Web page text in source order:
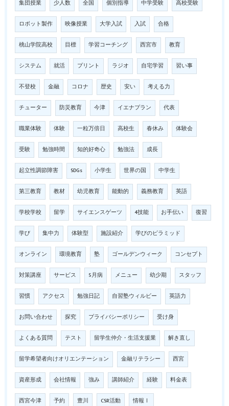
集団授業 少人数 全国 個別指導 中学受験 高校受験
ロボット製作 映像授業 大学入試 入試 合格
桃山学院高校 目標 学習コーチング 西宮市 教育
システム 就活 プリント ラジオ 自宅学習 習い事
不登校 金融 コロナ 歴史 安い 考える力
チューター 防災教育 今津 イエナプラン 代表
職業体験 体験 一粒万倍日 高校生 春休み 体験会
受験 勉強時間 知的好奇心 勉強法 成長
起立性調節障害 SDGs 小学生 世界の国 中学生
第三教育 教材 幼児教育 能動的 義務教育 英語
学校学校 留学 サイエンスゲーツ 4技能 お手伝い 復習
学び 集中力 体験型 施設紹介 学びのピラミッド
オンライン 環境教育 塾 ゴールデンウィーク コンセプト
対策講座 サービス 5月病 メニュー 幼少期 スタッフ
習慣 アクセス 勉強日記 自習塾ウィルビー 英語力
お問い合わせ 探究 プライバシーポリシー 受け身
よくある質問 テスト 留学生仲介・生活支援業 解き直し
留学希望者向けオリエンテーション 金融リテラシー 西宮
資産形成 会社情報 強み 講師紹介 経験 料金表
西宮今津 予約 豊川 CSR活動 情報Ⅰ